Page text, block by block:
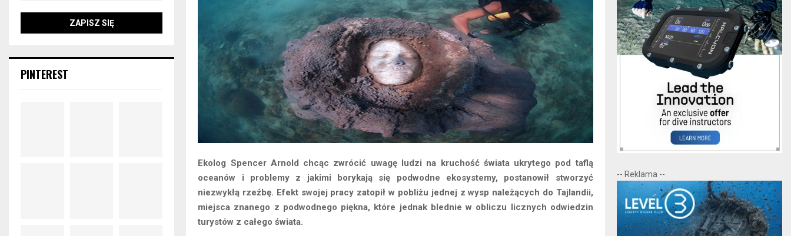
Ekolog Spencer Arnold chcąc zwrócić uwagę ludzi na kruchość świata ukrytego pod taflą
oceanów i problemy z jakimi borykają się podwodne ekosystemy, postanowił stworzyć
niezwykłą rzeźbę. Efekt swojej pracy zatopił w pobliżu jednej z wysp należących do Tajlandii,
miejsca znanego z podwodnego piękna, które jednak blednie w obliczu licznych odwiedzin
turystów z całego świata.
PINTEREST
-- Reklama --